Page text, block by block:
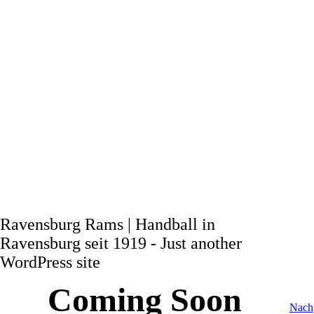
Ravensburg Rams | Handball in
Ravensburg seit 1919 - Just another
WordPress site
Coming Soon Nach